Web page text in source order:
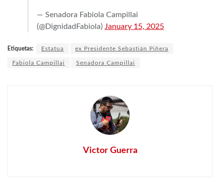
— Senadora Fabiola Campillai
(@DignidadFabiola) January 15, 2025
Etiquetas: Estatua ex Presidente Sebastián Piñera
Fabiola Campillai Senadora Campillai
Victor Guerra